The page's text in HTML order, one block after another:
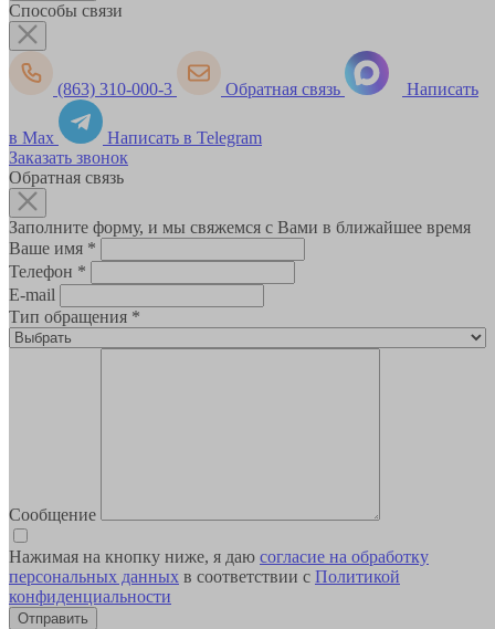
Способы связи
(863) 310-000-3 Обратная связь Написать
в Max
Написать в Telegram
Заказать звонок
Обратная связь
Заполните форму, и мы свяжемся с Вами в ближайшее время
Ваше имя *
Телефон *
E-mail
Тип обращения *
Сообщение
Нажимая на кнопку ниже, я даю согласие на обработку
персональных данных в соответствии с Политикой
конфиденциальности